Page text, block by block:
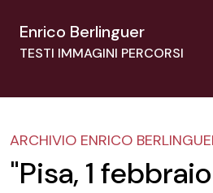
Enrico Berlinguer
TESTI IMMAGINI PERCORSI
ARCHIVIO ENRICO
"Pisa, 1